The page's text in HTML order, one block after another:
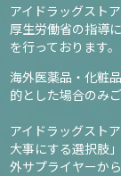
アイドラッグスト
厚生労働省の指導
を行っております。
海外医薬品・化粧
的とした場合のみ
アイドラッグスト
大事にする選択肢
外サプライヤーか